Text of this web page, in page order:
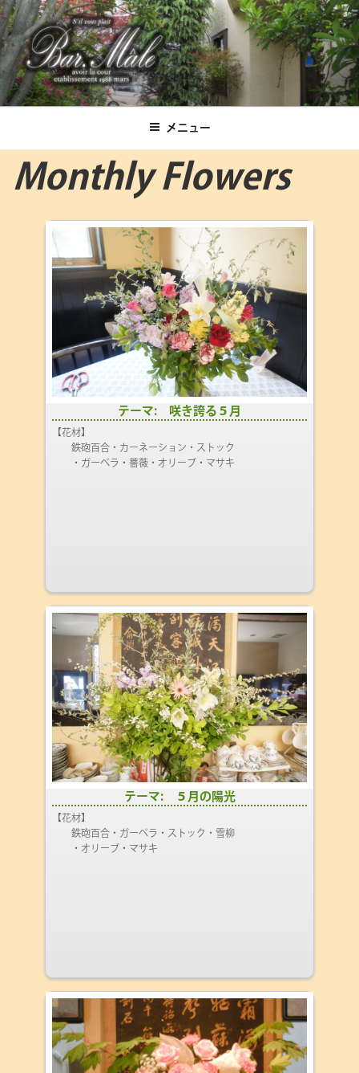
コ
ン
テ
ン
ツ
へBar.Male メニュー
Monthly Flowers
テーマ: 咲き誇る５月
【花材】
鉄砲百合・カーネーション・ストック
・ガーベラ・薔薇・オリーブ・マサキ
テーマ: ５月の陽光
【花材】
鉄砲百合・ガーベラ・ストック・雪柳
・オリーブ・マサキ